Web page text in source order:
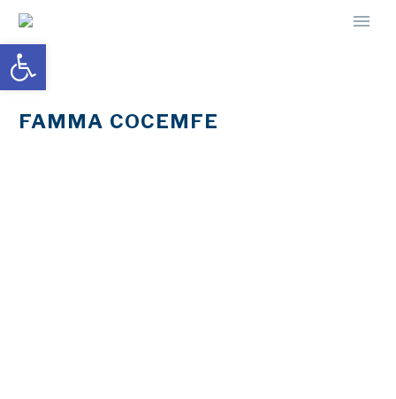
FAMMA COCEMFE
Abrir barra de herramientas